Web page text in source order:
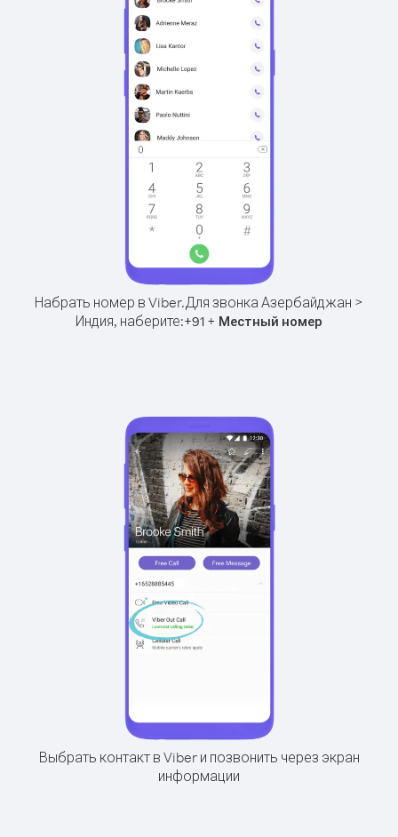
Набрать номер в Viber.Для звонка Азербайджан >
Индия, наберите:+91 + Местный номер
Выбрать контакт в Viber и позвонить через экран
информации